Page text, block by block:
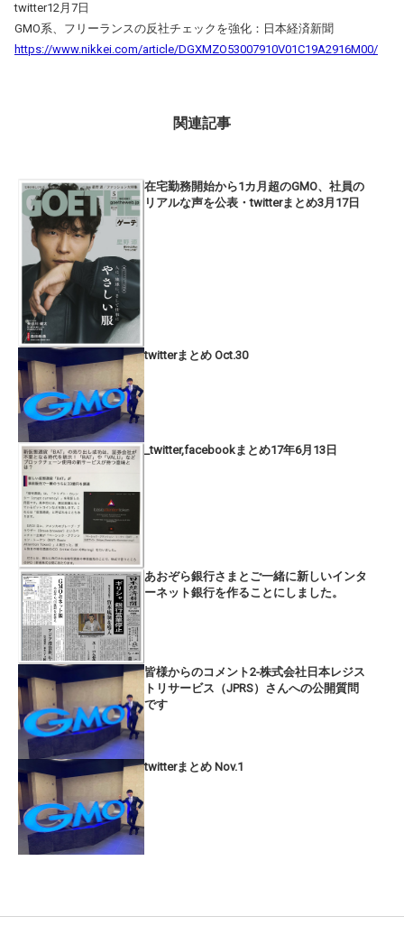
twitter12月7日
GMO系、フリーランスの反社チェックを強化：日本経済新聞
https://www.nikkei.com/article/DGXMZO53007910V01C19A2916M00/
関連記事
在宅勤務開始から1カ月超のGMO、社員の
リアルな声を公表・twitterまとめ3月17日
twitterまとめ Oct.30
_twitter,facebookまとめ17年6月13日
あおぞら銀行さまとご一緒に新しいインタ
ーネット銀行を作ることにしました。
皆様からのコメント2-株式会社日本レジス
トリサービス（JPRS）さんへの公開質問
です
twitterまとめ Nov.1